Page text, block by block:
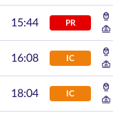
15:44 PR
16:08 IC
18:04 IC